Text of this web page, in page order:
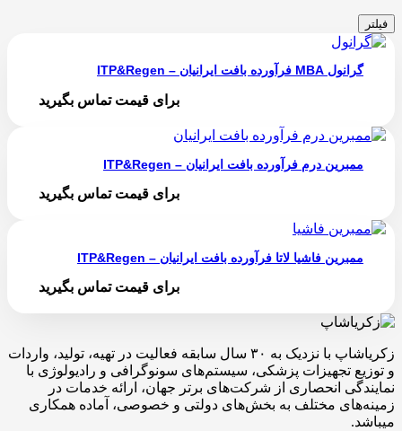
فیلتر
گرانول MBA فرآورده بافت ایرانیان – ITP&Regen
برای قیمت تماس بگیرید
ممبرین درم فرآورده بافت ایرانیان – ITP&Regen
برای قیمت تماس بگیرید
ممبرین فاشیا لاتا فرآورده بافت ایرانیان – ITP&Regen
برای قیمت تماس بگیرید
زکریاشاپ با نزدیک به ۳۰ سال سابقه فعالیت در تهیه، تولید، واردات
و توزیع تجهیزات پزشکی، سیستم‌های سونوگرافی و رادیولوژی با
نمایندگی انحصاری از شرکت‌های برتر جهان، ارائه خدمات در
زمینه‌های مختلف به بخش‌های دولتی و خصوصی، آماده همکاری
میباشد.